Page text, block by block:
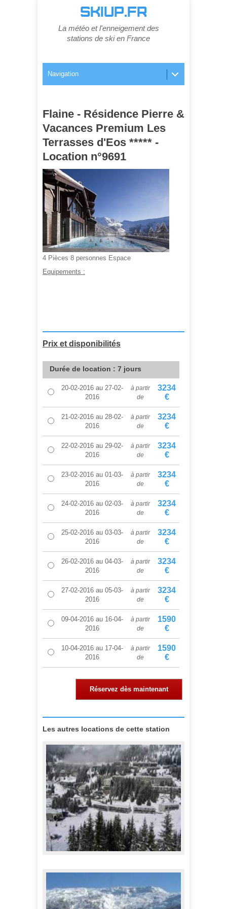
SKIUP.FR
La météo et l'enneigement des
stations de ski en France
Navigation
Flaine - Résidence Pierre &
Vacances Premium Les
Terrasses d'Eos ***** -
Location n°9691
4 Pièces 8 personnes Espace
Equipements :
Prix et disponibilités
Durée de location : 7 jours
20-02-2016 au 27-02-
2016
à partir
de
3234
€
21-02-2016 au 28-02-
2016
à partir
de
3234
€
22-02-2016 au 29-02-
2016
à partir
de
3234
€
23-02-2016 au 01-03-
2016
à partir
de
3234
€
24-02-2016 au 02-03-
2016
à partir
de
3234
€
25-02-2016 au 03-03-
2016
à partir
de
3234
€
26-02-2016 au 04-03-
2016
à partir
de
3234
€
27-02-2016 au 05-03-
2016
à partir
de
3234
€
09-04-2016 au 16-04-
2016
à partir
de
1590
€
10-04-2016 au 17-04-
2016
à partir
de
1590
€
Réservez dès maintenant
Les autres locations de cette station
Forêt/Forum
A partir de